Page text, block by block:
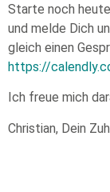
Starte noch
und melde Dich
gleich einen
https://
Ich freue mich
Christian, Dein